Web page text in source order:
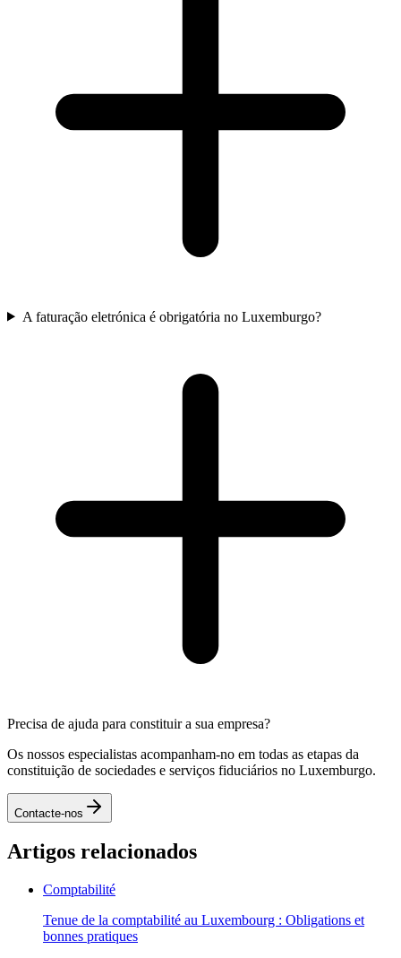
A faturação eletrónica é obrigatória no Luxemburgo?
Precisa de ajuda para constituir a sua empresa?
Os nossos especialistas acompanham-no em todas as etapas da
constituição de sociedades e serviços fiduciários no Luxemburgo.
Contacte-nos
Artigos relacionados
Comptabilité
Tenue de la comptabilité au Luxembourg : Obligations et
bonnes pratiques